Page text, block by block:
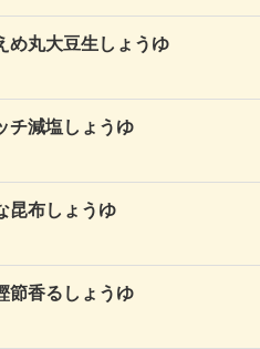
丸大豆生しょうゆ
減塩しょうゆ
布しょうゆ
香るしょうゆ